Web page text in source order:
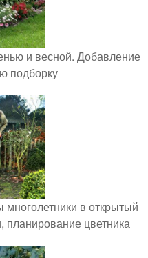
и весной. Добавление
подборку
многолетники в открытый
планирование цветника